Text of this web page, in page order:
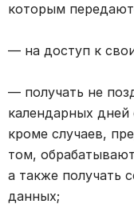
которым
— на доступ к
— получать не
календарных дней
кроме случаев,
том,
а также получать
данных;